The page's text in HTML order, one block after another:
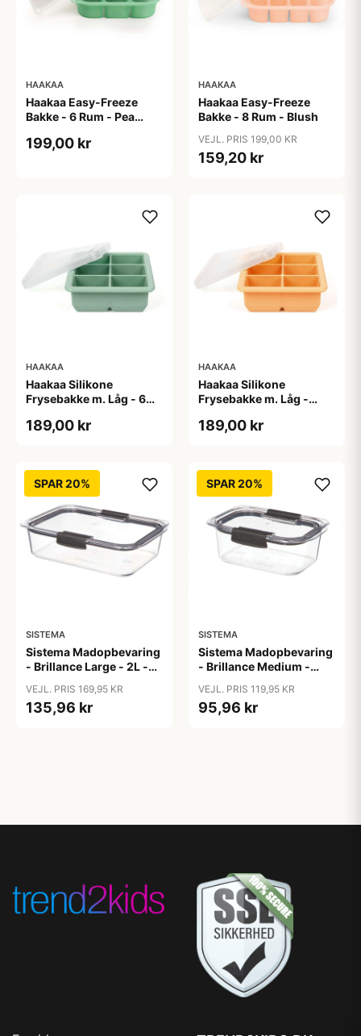
HAAKAA
Haakaa Easy-Freeze
Bakke - 6 Rum - Pea
199,00 kr
HAAKAA
Haakaa Easy-Freeze
Bakke - 8 Rum - Blush
VEJL. PRIS 199,00 KR
159,20 kr
HAAKAA
Haakaa Silikone
Frysebakke m. Låg - 6
189,00 kr
HAAKAA
Haakaa Silikone
Frysebakke m. Låg -
189,00 kr
SPAR 20%
SISTEMA
Sistema Madopbevaring
- Brillance Large - 2L -
VEJL. PRIS 169,95 KR
135,96 kr
SPAR 20%
SISTEMA
Sistema Madopbevaring
- Brillance Medium -
VEJL. PRIS 119,95 KR
95,96 kr